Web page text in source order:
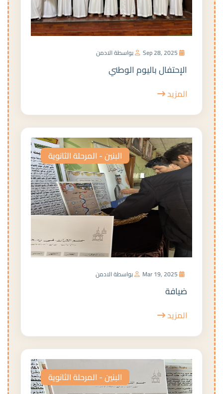
بواسطة الادمن
الإحتفال باليوم الوطني
المزيد
البنين - المرحلة الثانوية
بواسطة الادمن
ضيافة
المزيد
البنين - المرحلة الثانوية